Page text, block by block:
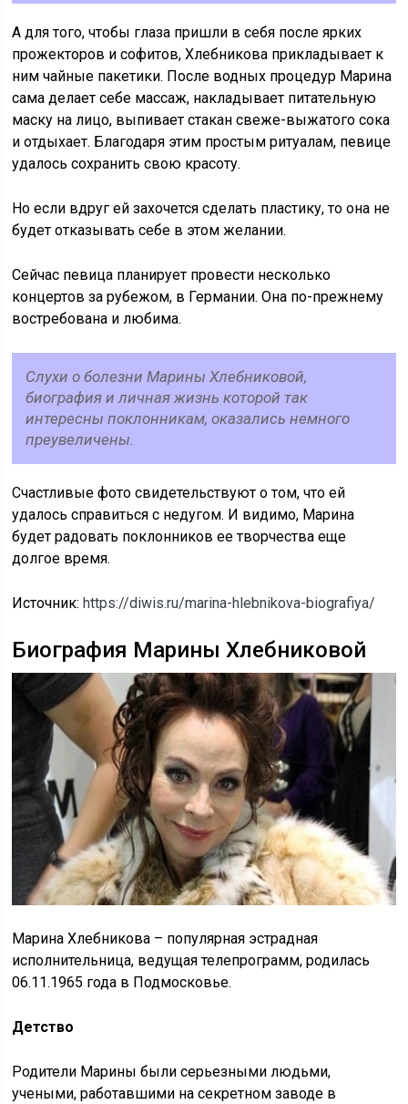
А для того, чтобы глаза пришли в себя после ярких
прожекторов и софитов, Хлебникова прикладывает к
ним чайные пакетики. После водных процедур Марина
сама делает себе массаж, накладывает питательную
маску на лицо, выпивает стакан свеже-выжатого сока
и отдыхает. Благодаря этим простым ритуалам, певице
удалось сохранить свою красоту.
Но если вдруг ей захочется сделать пластику, то она не
будет отказывать себе в этом желании.
Сейчас певица планирует провести несколько
концертов за рубежом, в Германии. Она по-прежнему
востребована и любима.
Слухи о болезни Марины Хлебниковой,
биография и личная жизнь которой так
интересны поклонникам, оказались немного
преувеличены.
Счастливые фото свидетельствуют о том, что ей
удалось справиться с недугом. И видимо, Марина
будет радовать поклонников ее творчества еще
долгое время.
Источник:https://diwis.ru/marina-hlebnikova-biografiya/
Биография Марины Хлебниковой
Марина Хлебникова – популярная эстрадная
исполнительница, ведущая телепрограмм, родилась
06.11.1965 года в Подмосковье.
Детство
Родители Марины были серьезными людьми,
учеными, работавшими на секретном заводе в